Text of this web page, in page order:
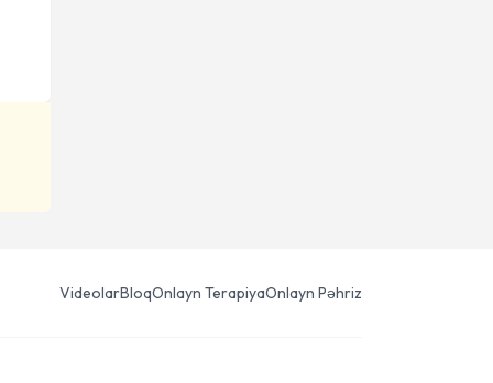
VideolarBloqOnlayn TerapiyaOnlayn Pəhriz